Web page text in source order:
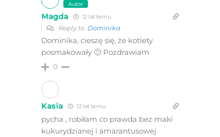
Autor
Magda 12 lat temu
Reply to Dominika
Dominika, cieszę się, że kotlety
posmakowały 🙂 Pozdrawiam
0
Kasia 12 lat temu
pycha , robiłam co prawda bez maki
kukurydzianej i amarantusowej